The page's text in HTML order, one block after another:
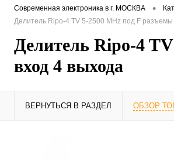
Современная электроника в г. МОСКВА •
Делитель Ripo-4 TV 5-2500 MHz под F
Делитель Ripo-4
вход 4 выхода
ВЕРНУТЬСЯ В РАЗДЕЛ ОБЗОР